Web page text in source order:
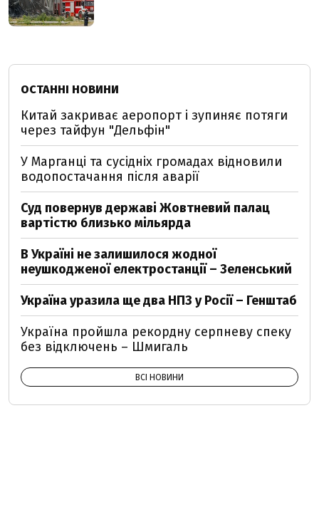
ОСТАННІ НОВИНИ
Китай закриває аеропорт і зупиняє потяги
через тайфун "Дельфін"
У Марганці та сусідніх громадах відновили
водопостачання після аварії
Суд повернув державі Жовтневий палац
вартістю близько мільярда
В Україні не залишилося жодної
неушкодженої електростанції – Зеленський
Україна уразила ще два НПЗ у Росії – Генштаб
Україна пройшла рекордну серпневу спеку
без відключень – Шмигаль
ВСІ НОВИНИ